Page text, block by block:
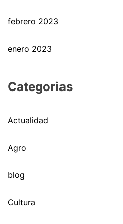
febrero 2023
enero 2023
Categorias
Actualidad
Agro
blog
Cultura